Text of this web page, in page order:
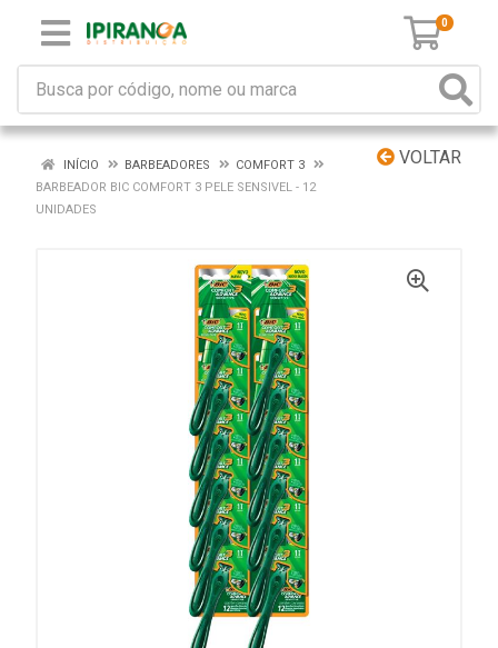
0
VOLTAR
INÍCIO BARBEADORES
COMFORT 3
BARBEADOR BIC COMFORT 3 PELE SENSIVEL - 12
UNIDADES